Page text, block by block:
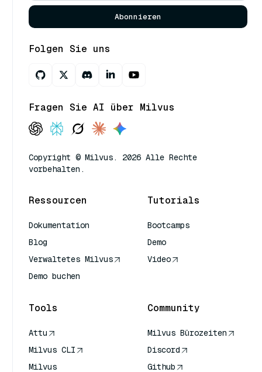
Abonnieren
Folgen Sie uns
Fragen Sie AI über Milvus
Copyright © Milvus. 2026 Alle Rechte
vorbehalten.
Ressourcen
Dokumentation
Blog
Verwaltetes Milvus
Demo buchen
Tutorials
Bootcamps
Demo
Video
Tools
Attu
Milvus CLI
Milvus
Community
Milvus Bürozeiten
Discord
Github